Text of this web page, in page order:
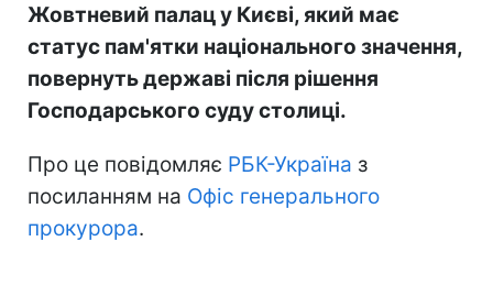
Жовтневий палац у Києві, який має
статус пам'ятки національного значення,
повернуть державі після рішення
Господарського суду столиці.
Про це повідомляє РБК-Україна з
посиланням на Офіс генерального
прокурора.